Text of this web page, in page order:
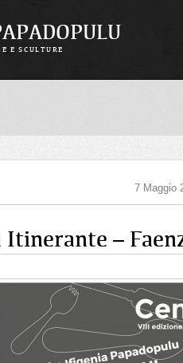
E SCULTURE
7 Maggio
Itinerante –